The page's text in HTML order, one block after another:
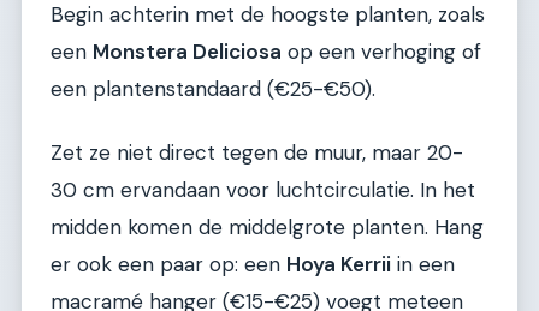
Begin achterin met de hoogste planten, zoals
een Monstera Deliciosa op een verhoging of
een plantenstandaard (€25-€50).
Zet ze niet direct tegen de muur, maar 20-
30 cm ervandaan voor luchtcirculatie. In het
midden komen de middelgrote planten. Hang
er ook een paar op: een Hoya Kerrii in een
macramé hanger (€15-€25) voegt meteen